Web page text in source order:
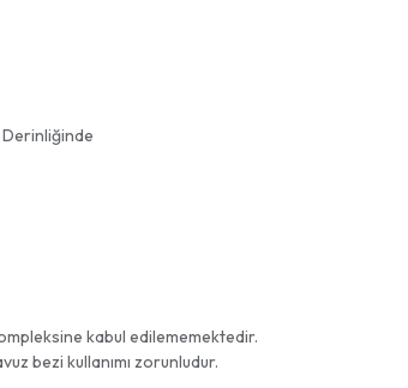
Derinliğinde
kabul edilememektedir.
bezi kullanımı zorunludur.